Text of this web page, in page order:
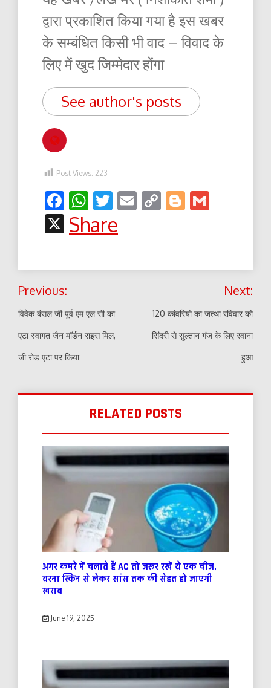
द्वारा प्रकाशित किया गया है इस खबर
के सम्बंधित किसी भी वाद – विवाद के
लिए में खुद जिम्मेदार होंगा
See author's posts
Post Views: 223
Facebook
WhatsApp
Twitter
EmailCopyBlogger
X
Share
Post
navigation
Previous:
विवेक बंसल जी पूर्व एम एल सी का
एटा स्वागत जैन मॉर्डन राइस मिल,
जी रोड एटा पर किया
Next:
120 कांवरियो का जत्था रविवार को
सिंदरी से सुल्तान गंज के लिए रवाना
हुआ
RELATED POSTS
अगर कमरे में चलाते हैं AC तो जरूर रखें ये एक चीज,
वरना स्किन से लेकर सांस तक की सेहत हो जाएगी
खराब
June 19, 2025